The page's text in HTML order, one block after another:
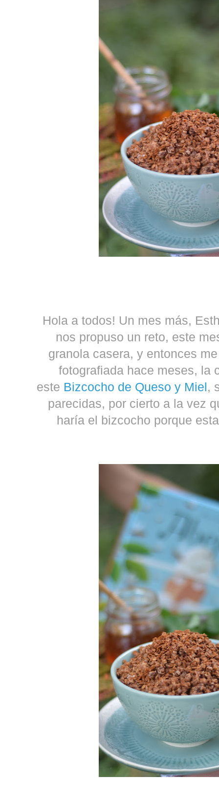
Hola a todos! Un mes más,
nos propuso un reto, este
granola casera, y entonces
fotografiada hace meses, la
este Bizcocho de Queso y Miel,
parecidas, por cierto a la vez
haría el bizcocho porque